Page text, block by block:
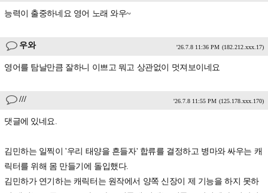
능력이 출중하네요 영어 노래 와우~
우와 '26.7.8 11:36 PM (182.212.xxx.17)
영어를 탐날만큼 잘하니 이쁘고 뭐고 상관없이 멋져보이네요
/// '26.7.8 11:55 PM (125.178.xxx.170)
댓글에 있네요.
김민하는 일찍이 '우리 태양을 흔들자' 합류를 결정하고 병마와 싸우는 캐
릭터를 위해 몸 만들기에 돌입했다.
김민하가 연기하는 캐릭터는 원작에서 양쪽 신장이 제 기능을 하지 못하